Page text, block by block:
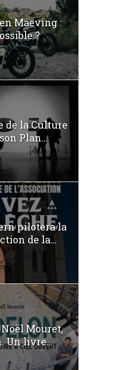
Maeving :
?
de la Culture
Plan...
pilotera la
de la...
Mouret,
Un livre...